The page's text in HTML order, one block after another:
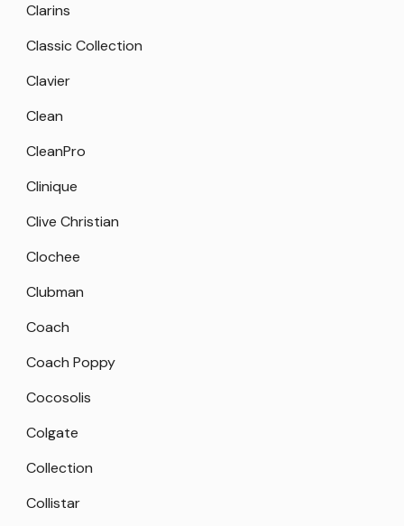
Clarins
Classic Collection
Clavier
Clean
CleanPro
Clinique
Clive Christian
Clochee
Clubman
Coach
Coach Poppy
Cocosolis
Colgate
Collection
Collistar